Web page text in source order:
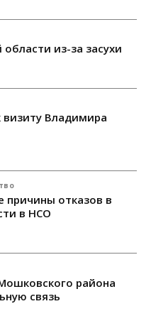
из-за засухи
визиту Владимира
причины отказов в
в НСО
района
связь